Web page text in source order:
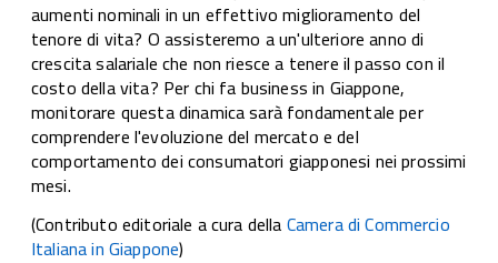
aumenti nominali in un effettivo miglioramento del
tenore di vita? O assisteremo a un'ulteriore anno di
crescita salariale che non riesce a tenere il passo con il
costo della vita? Per chi fa business in Giappone,
monitorare questa dinamica sarà fondamentale per
comprendere l'evoluzione del mercato e del
comportamento dei consumatori giapponesi nei prossimi
mesi.
(Contributo editoriale a cura della Camera di Commercio
Italiana in Giappone)